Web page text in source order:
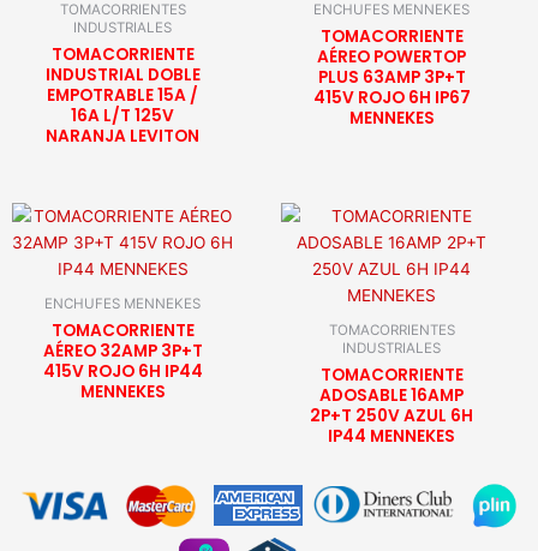
TOMACORRIENTES
INDUSTRIALES
TOMACORRIENTE
INDUSTRIAL DOBLE
EMPOTRABLE 15A /
16A L/T 125V
NARANJA LEVITON
ENCHUFES MENNEKES
TOMACORRIENTE
AÉREO POWERTOP
PLUS 63AMP 3P+T
415V ROJO 6H IP67
MENNEKES
ENCHUFES MENNEKES
TOMACORRIENTE
AÉREO 32AMP 3P+T
415V ROJO 6H IP44
MENNEKES
TOMACORRIENTES
INDUSTRIALES
TOMACORRIENTE
ADOSABLE 16AMP
2P+T 250V AZUL 6H
IP44 MENNEKES